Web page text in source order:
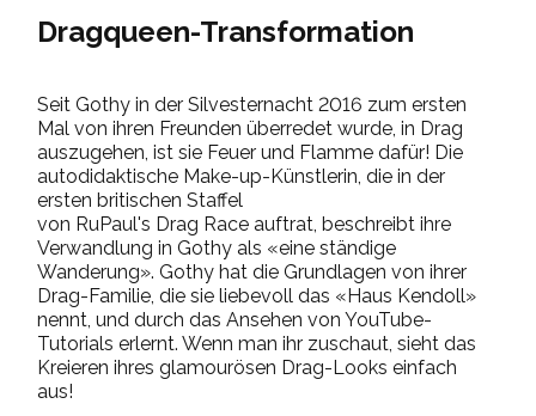
Dragqueen-Transformation
Seit Gothy in der Silvesternacht 2016 zum ersten
Mal von ihren Freunden überredet wurde, in Drag
auszugehen, ist sie Feuer und Flamme dafür! Die
autodidaktische Make-up-Künstlerin, die in der
ersten britischen Staffel
von RuPaul's Drag Race auftrat, beschreibt ihre
Verwandlung in Gothy als «eine ständige
Wanderung». Gothy hat die Grundlagen von ihrer
Drag-Familie, die sie liebevoll das «Haus Kendoll»
nennt, und durch das Ansehen von YouTube-
Tutorials erlernt. Wenn man ihr zuschaut, sieht das
Kreieren ihres glamourösen Drag-Looks einfach
aus!